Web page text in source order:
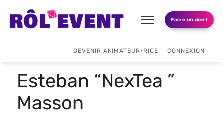
Faire un don !
DEVENIR ANIMATEUR•RICE CONNEXION
Esteban “NexTea ”
Masson